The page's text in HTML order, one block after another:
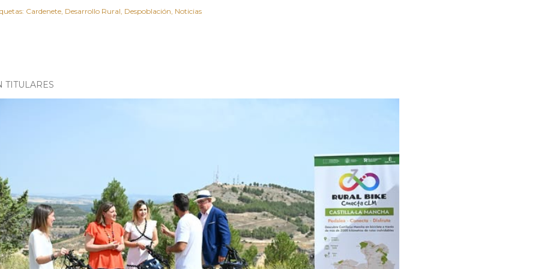
Cardenete Desarrollo Rural Despoblación Noticias
TITULARES